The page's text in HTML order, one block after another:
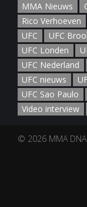
MMA Nieuws
Rico Verhoeven
UFC
UFC
UFC Londen
UFC Nederland
UFC nieuws
UFC Sao Paulo
Video interview
© 2026 MMA